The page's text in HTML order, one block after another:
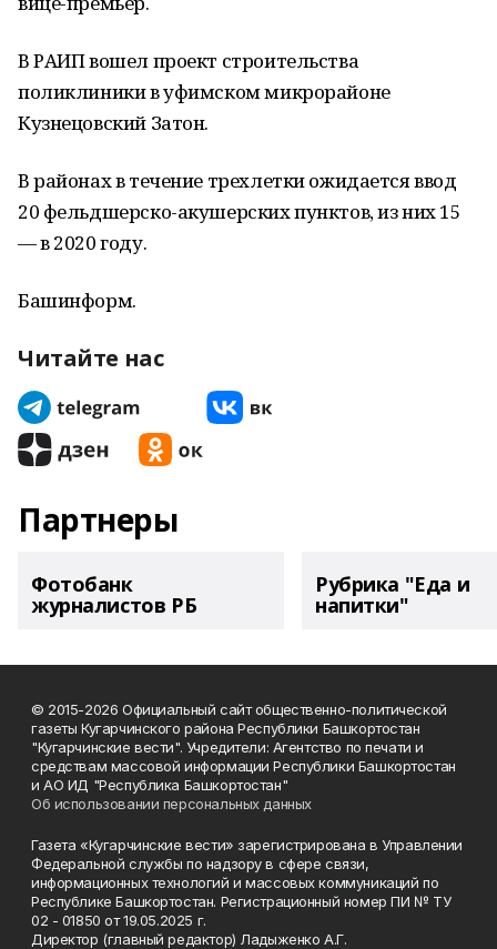
В РАИП вошел проект строительства
поликлиники в уфимском микрорайоне
Кузнецовский Затон.
В районах в течение трехлетки ожидается ввод
20 фельдшерско-акушерских пунктов, из них 15
— в 2020 году.
Башинформ.
Читайте нас
Партнеры
Фотобанк
журналистов РБ
Рубрика "Еда и
напитки"
© 2015-2026 Официальный сайт общественно-политической
газеты Кугарчинского района Республики Башкортостан
"Кугарчинские вести". Учредители: Агентство по печати и
средствам массовой информации Республики Башкортостан
и АО ИД "Республика Башкортостан"
Об использовании персональных данных
Газета «Кугарчинские вести» зарегистрирована в Управлении
Федеральной службы по надзору в сфере связи,
информационных технологий и массовых коммуникаций по
Республике Башкортостан. Регистрационный номер ПИ № ТУ
02 - 01850 от 19.05.2025 г.
Директор (главный редактор) Ладыженко А.Г.